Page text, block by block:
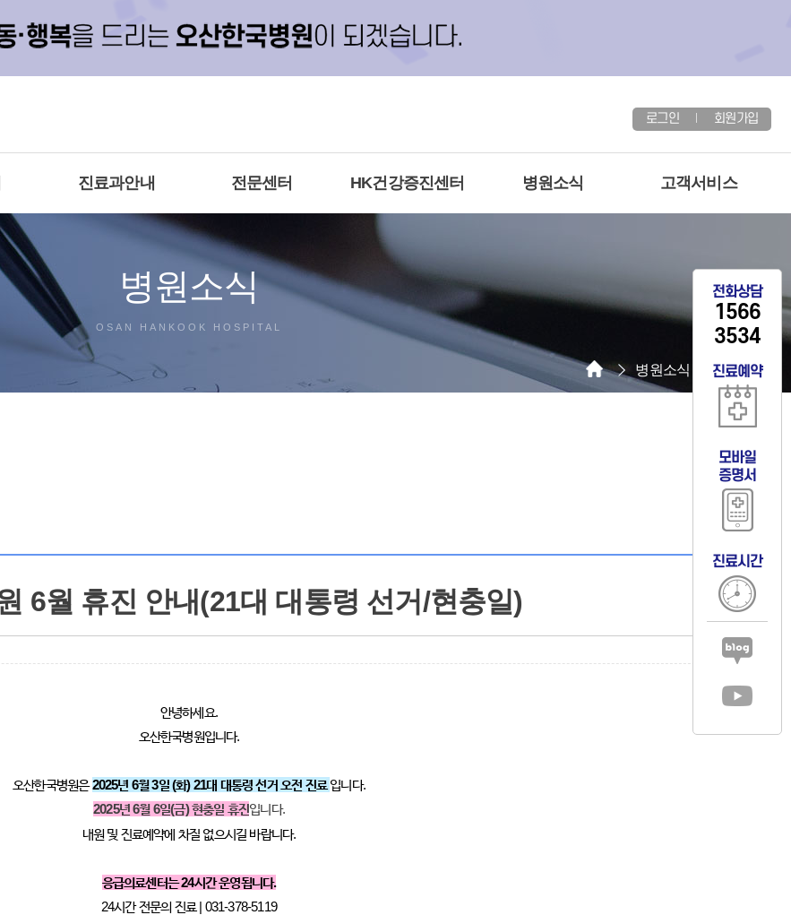
전화상담
1566
3534
진료예약
모바일
증명서
진료시간
로그인 회원가입
진료과안내 전문센터 HK건강증진센터 병원소식 고객서비스
병원소식
OSAN HANKOOK HOSPITAL
병원소식 공지사항
6월 휴진 안내(21대 대통령 선거/현충일)
안녕하세요.
오산한국병원입니다.
오산한국병원은2025년 6월 3일 (화) 21대 대통령 선거 오전 진료 입니다.
2025년 6월 6일(금) 현충일 휴진입니다.
내원 및 진료예약에 차질 없으시길 바랍니다.
응급의료센터는 24시간 운영됩니다.
24시간 전문의 진료 | 031-378-5119